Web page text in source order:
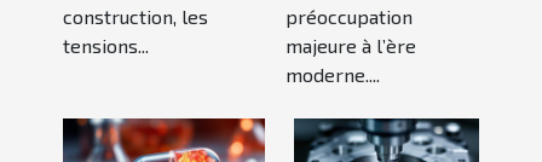
construction, les
tensions...
préoccupation
majeure à l’ère
moderne....